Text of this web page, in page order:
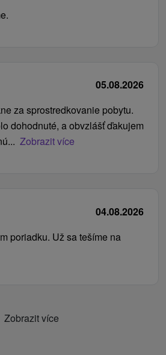
05.08.2026
za sprostredkovanie pobytu.
dohodnuté, a obvzlášť ďakujem
Zobrazit více
04.08.2026
poriadku. Už sa tešíme na
Zobrazit více